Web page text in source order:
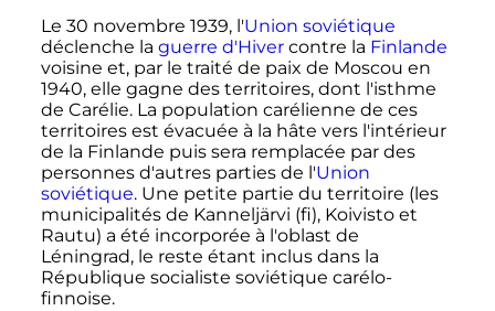
Le 30 novembre 1939, l'Union soviétique
déclenche la guerre d'Hivercontre la Finlande
voisine et, par le traité de paix de Moscou en
1940, elle gagne des territoires, dont l'isthme
de Carélie. La population carélienne de ces
territoires est évacuée à la hâte vers l'intérieur
de la Finlande puis sera remplacée par des
personnes d'autres parties de l'Union
soviétique. Une petite partie du territoire (les
municipalités de Kanneljärvi (fi), Koivisto et
Rautu) a été incorporée à l'oblast de
Léningrad, le reste étant inclus dans la
République socialiste soviétique carélo-
finnoise.